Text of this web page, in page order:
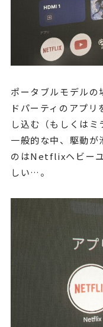
ポータブルモデル
ドパーティのアプ
し込む（もしくは
一般的な中、駆動が
のはNetflixヘビー
しい…。